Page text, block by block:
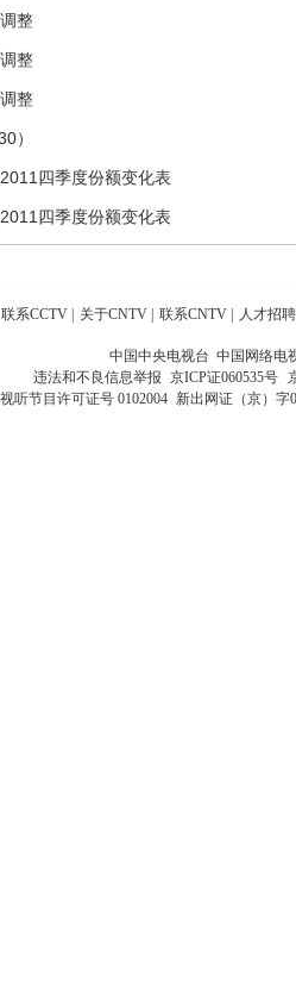
整
整
整
）
四季度份额变化表
四季度份额变化表
联系CCTV | 关于CNTV | 联系CNTV | 人才招聘
中国中央电视台 中国网络电
违法和不良信息举报 京ICP证060535号
听节目许可证号 0102004 新出网证（京）